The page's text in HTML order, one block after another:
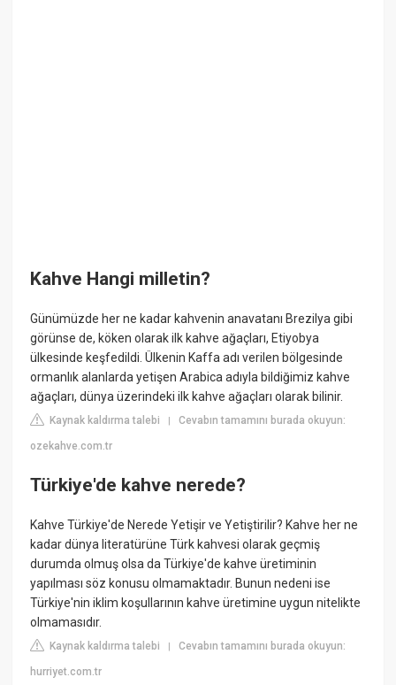
Kahve Hangi milletin?
Günümüzde her ne kadar kahvenin anavatanı Brezilya gibi
görünse de, köken olarak ilk kahve ağaçları, Etiyobya
ülkesinde keşfedildi. Ülkenin Kaffa adı verilen bölgesinde
ormanlık alanlarda yetişen Arabica adıyla bildiğimiz kahve
ağaçları, dünya üzerindeki ilk kahve ağaçları olarak bilinir.
Kaynak kaldırma talebi |Cevabın tamamını burada okuyun:
ozekahve.com.tr
Türkiye'de kahve nerede?
Kahve Türkiye'de Nerede Yetişir ve Yetiştirilir? Kahve her ne
kadar dünya literatürüne Türk kahvesi olarak geçmiş
durumda olmuş olsa da Türkiye'de kahve üretiminin
yapılması söz konusu olmamaktadır. Bunun nedeni ise
Türkiye'nin iklim koşullarının kahve üretimine uygun nitelikte
olmamasıdır.
Kaynak kaldırma talebi |Cevabın tamamını burada okuyun:
hurriyet.com.tr